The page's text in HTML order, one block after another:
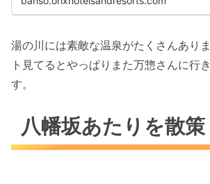
湯の川には素敵な温泉がたくさんあり
ト見てるとやっぱりまた万惣さんに行
す。
八幡坂あたりを散策